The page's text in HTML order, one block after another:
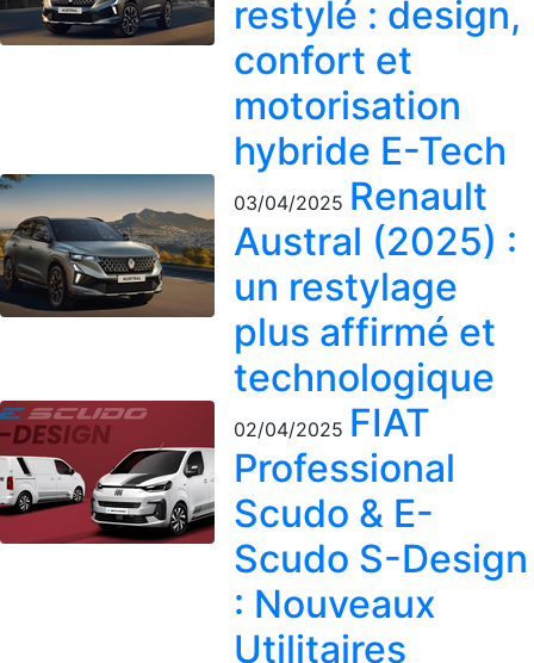
restylé : design,
confort et
motorisation
hybride E-Tech
03/04/2025 Renault
Austral (2025) :
un restylage
plus affirmé et
technologique
02/04/2025 FIAT
Professional
Scudo & E-
Scudo S-Design
: Nouveaux
Utilitaires